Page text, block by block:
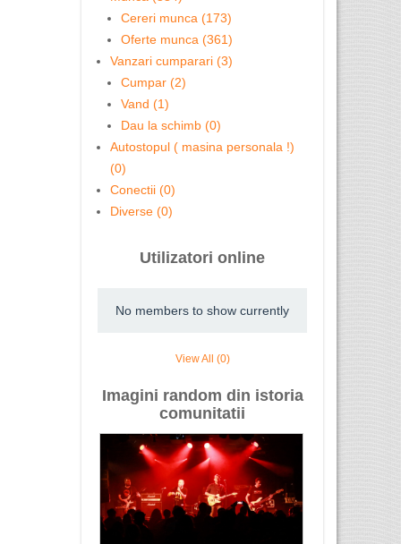
Cereri munca (173)
Oferte munca (361)
Vanzari cumparari (3)
Cumpar (2)
Vand (1)
Dau la schimb (0)
Autostopul ( masina personala !)
(0)
Conectii (0)
Diverse (0)
Utilizatori online
No members to show currently
View All (0)
Imagini random din istoria
comunitatii